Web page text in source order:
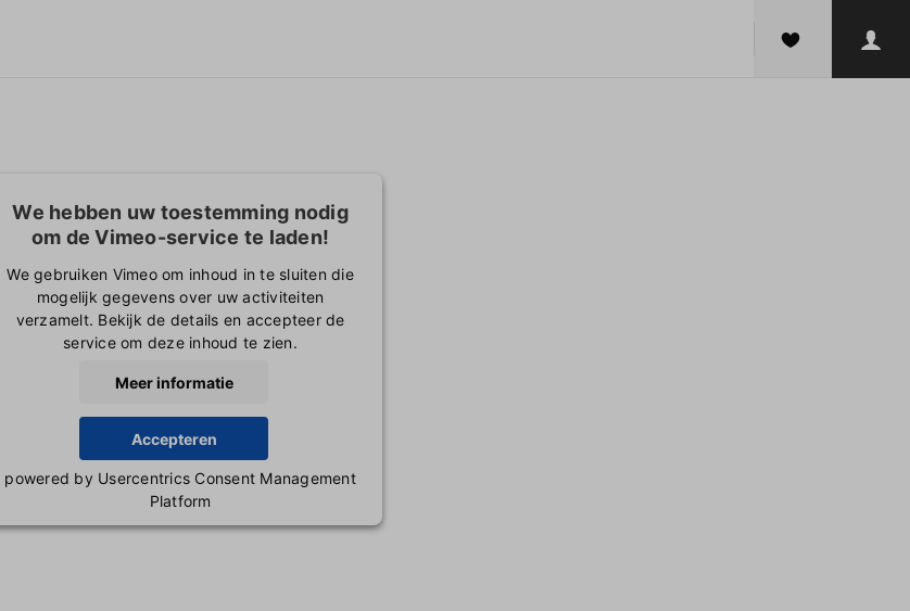
We hebben uw toestemming nodig
om de Vimeo-service te laden!
We gebruiken Vimeo om inhoud in te sluiten die
mogelijk gegevens over uw activiteiten
verzamelt. Bekijk de details en accepteer de
service om deze inhoud te zien.
Meer informatie
Accepteren
powered by Usercentrics Consent Management
Platform